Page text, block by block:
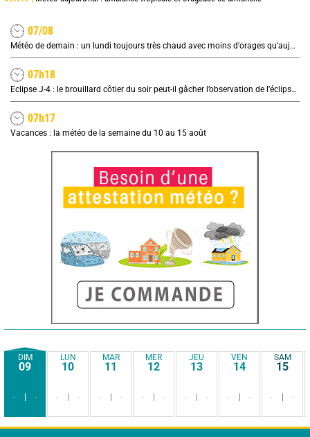
07/08
Météo de demain : un lundi toujours très chaud avec moins d'orages qu'aujourd'hui
07h18
Eclipse J-4 : le brouillard côtier du soir peut-il gâcher l’observation de l’éclipse à la plage ?
07h17
Vacances : la météo de la semaine du 10 au 15 août
DIM
09
- -
LUN
10
- -
MAR
11
- -
MER
12
- -
JEU
13
- -
VEN
14
- -
SAM
15
- -